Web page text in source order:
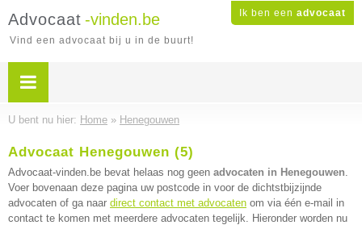
Ik ben een advocaat
Advocaat -vinden.be
Vind een advocaat bij u in de buurt!
U bent nu hier: Home » Henegouwen
Advocaat Henegouwen (5)
Advocaat-vinden.be bevat helaas nog geen advocaten in Henegouwen.
Voer bovenaan deze pagina uw postcode in voor de dichtstbijzijnde
advocaten of ga naar direct contact met advocaten om via één e-mail in
contact te komen met meerdere advocaten tegelijk. Hieronder worden nu